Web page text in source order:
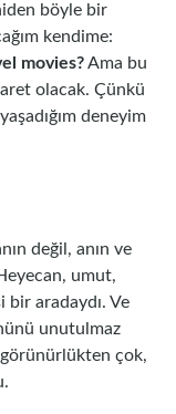
böyle bir
kendime:
movies?Ama bu
olacak. Çünkü
deneyim
değil, anın ve
umut,
bir aradaydı. Ve
unutulmaz
çok,